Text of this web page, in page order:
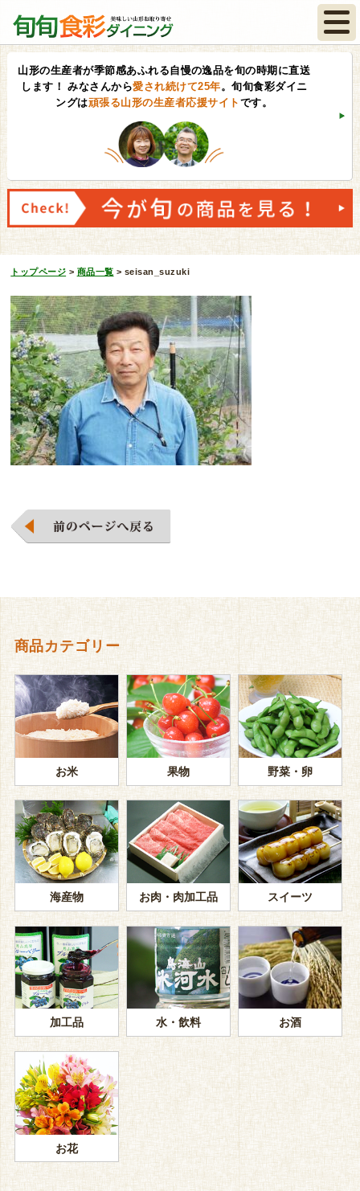
山形の生産者が季節感あふれる自慢の逸品を旬の時期に直送
します！ みなさんから愛され続けて25年。旬旬食彩ダイニ
ングは頑張る山形の生産者応援サイト です。
トップページ > 商品一覧 > seisan_suzuki
商品カテゴリー
お米 果物 野菜・卵
海産物 お肉・肉加工品 スイーツ
加工品 水・飲料 お酒
お花